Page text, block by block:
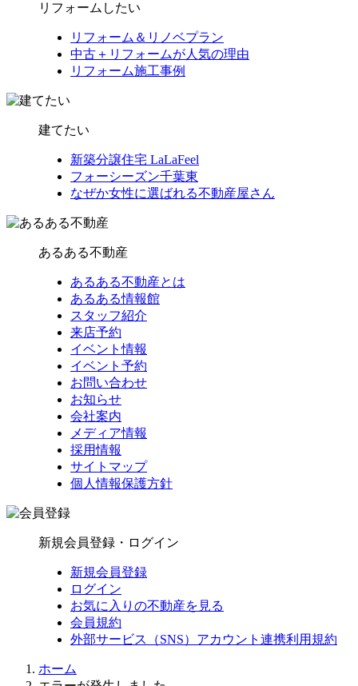
リフォームしたい
リフォーム＆リノベプラン
中古＋リフォームが人気の理由
リフォーム施工事例
建てたい
新築分譲住宅 LaLaFeel
フォーシーズン千葉東
なぜか女性に選ばれる不動産屋さん
あるある不動産
あるある不動産とは
あるある情報館
スタッフ紹介
来店予約
イベント情報
イベント予約
お問い合わせ
お知らせ
会社案内
メディア情報
採用情報
サイトマップ
個人情報保護方針
新規会員登録・ログイン
新規会員登録
ログイン
お気に入りの不動産を見る
会員規約
外部サービス（SNS）アカウント連携利用規約
ホーム